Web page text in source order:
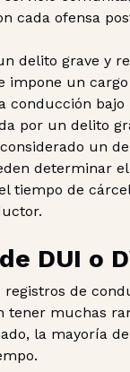
cada ofensa
delito grave y
impone un
conducción
por un delito
un
determinar
tiempo de
DUI o
de
tener muchas
la mayoría